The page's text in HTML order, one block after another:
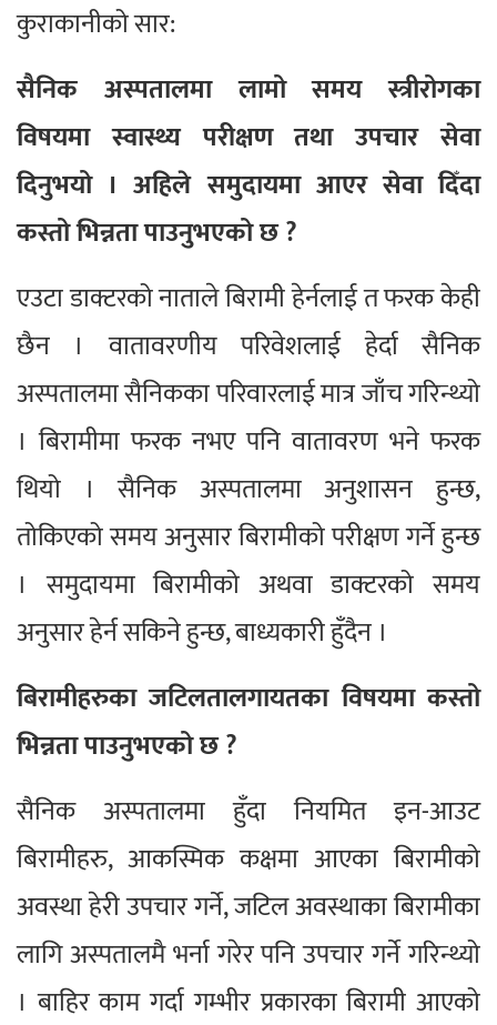
कुराकानीको सार:
सैनिक अस्पतालमा लामो समय स्त्रीरोगका
विषयमा स्वास्थ्य परीक्षण तथा उपचार सेवा
दिनुभयो । अहिले समुदायमा आएर सेवा दिँदा
कस्तो भिन्नता पाउनुभएको छ ?
एउटा डाक्टरको नाताले बिरामी हेर्नलाई त फरक केही
छैन । वातावरणीय परिवेशलाई हेर्दा सैनिक
अस्पतालमा सैनिकका परिवारलाई मात्र जाँच गरिन्थ्यो
। बिरामीमा फरक नभए पनि वातावरण भने फरक
थियो । सैनिक अस्पतालमा अनुशासन हुन्छ,
तोकिएको समय अनुसार बिरामीको परीक्षण गर्ने हुन्छ
। समुदायमा बिरामीको अथवा डाक्टरको समय
अनुसार हेर्न सकिने हुन्छ, बाध्यकारी हुँदैन ।
बिरामीहरुका जटिलतालगायतका विषयमा कस्तो
भिन्नता पाउनुभएको छ ?
सैनिक अस्पतालमा हुँदा नियमित इन-आउट
बिरामीहरु, आकस्मिक कक्षमा आएका बिरामीको
अवस्था हेरी उपचार गर्ने, जटिल अवस्थाका बिरामीका
लागि अस्पतालमै भर्ना गरेर पनि उपचार गर्ने गरिन्थ्यो
। बाहिर काम गर्दा गम्भीर प्रकारका बिरामी आएको